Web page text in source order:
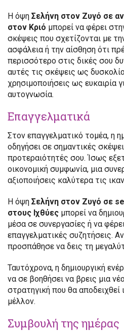
Η όψη Σελήνη στον Ζυγό σε
στον Κριό μπορεί να φέρει
σκέψεις που σχετίζονται με
ασφάλεια ή την αίσθηση ότι
περισσότερο στις δικές σου
αυτές τις σκέψεις ως
χρησιμοποιήσεις ως ευκαιρία
αυτογνωσία.
Επαγγελματικά
Στον επαγγελματικό τομέα, η
οδηγήσει σε σημαντικές
προτεραιότητές σου. Ίσως
οικονομική συμφωνία, μια
αξιοποιήσεις καλύτερα τις
Η όψη Σελήνη στον Ζυγό σε
στους Ιχθύες μπορεί να
μέσα σε συνεργασίες ή να
επαγγελματικές συζητήσεις.
προσπάθησε να δεις τη
Ταυτόχρονα, η δημιουργική
να σε βοηθήσει να βρεις μια
στρατηγική που θα αποδειχθεί
μέλλον.
Συμβουλή της ημέρας